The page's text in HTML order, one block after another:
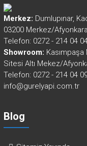
Merkez: Dumlupınar,
03200 Merkez/
Telefon: 0272 - 214 04
Showroom:
Sitesi Altı Mekez/
Telefon: 0272 - 214 04
info@gurelyapi.com.tr
Blog